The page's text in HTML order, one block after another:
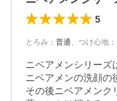
5
とろみ ： 普通 つけ心地 ：
ニベアメンシリーズ
ニベアメンの洗顔の
その後ニベアメンク